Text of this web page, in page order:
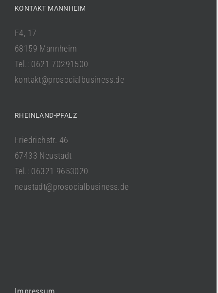
KONTAKT MANNHEIM
F4, 17
68159 Mannheim
Tel.: 0621 70291500
kontakt@prosocialbusiness.de
RHEINLAND-PFALZ
Friedrichstr. 46
67433 Neustadt
Tel.: 06321 9653020
neustadt@prosocialbusiness.de